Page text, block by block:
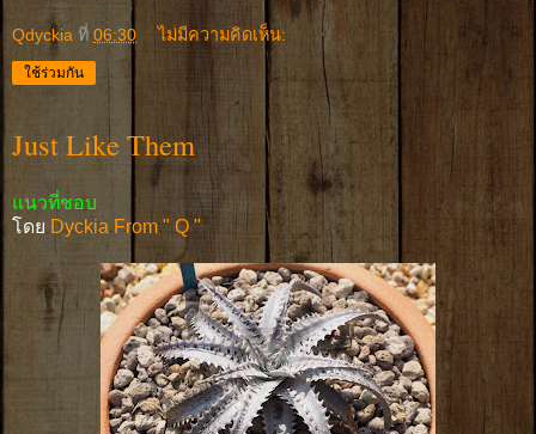
Qdyckia ที่ 06:30 ไม่มีความคิดเห็น:
ใช้ร่วมกัน
Just Like Them
แนวที่ชอบ
โดย Dyckia From " Q "